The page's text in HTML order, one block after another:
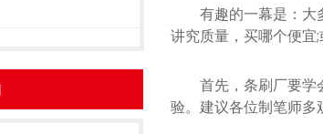
有趣的一幕是：大多
讲究质量，买哪个便宜
首先，条刷厂要学会
验。建议各位制笔师多